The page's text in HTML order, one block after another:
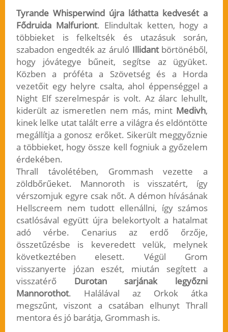
Tyrande Whisperwind újra láthatta kedvesét a
Fődruida Malfuriont. Elindultak ketten, hogy a
többieket is felkeltsék és utazásuk során,
szabadon engedték az áruló Illidantbörtönéből,
hogy jóvátegye bűneit, segítse az ügyüket.
Közben a próféta a Szövetség és a Horda
vezetőit egy helyre csalta, ahol éppenséggel a
Night Elf szerelmespár is volt. Az álarc lehullt,
kiderült az ismeretlen nem más, mint Medivh,
kinek lelke utat talált erre a világra és eldöntötte
megállítja a gonosz erőket. Sikerült meggyőznie
a többieket, hogy össze kell fogniuk a győzelem
érdekében.
Thrall távolétében, Grommash vezette a
zöldbőrűeket. Mannoroth is visszatért, így
vérszomjuk egyre csak nőt. A démon hívásának
Hellscreem nem tudott ellenállni, így számos
csatlósával együtt újra belekortyolt a hatalmat
adó vérbe. Cenarius az erdő őrzője,
összetűzésbe is keveredett velük, melynek
következtében elesett. Végül Grom
visszanyerte józan eszét, miután segített a
visszatérő Durotan sarjának legyőzni
Mannorothot. Halálával az Orkok átka
megszűnt, viszont a csatában elhunyt Thrall
mentora és jó barátja, Grommash is.